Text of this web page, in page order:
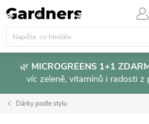
Přejít
na
obsah
🌿 MICROGREENS 1+1
víc zeleně, vitamínů i radosti z
Dárky podle stylu